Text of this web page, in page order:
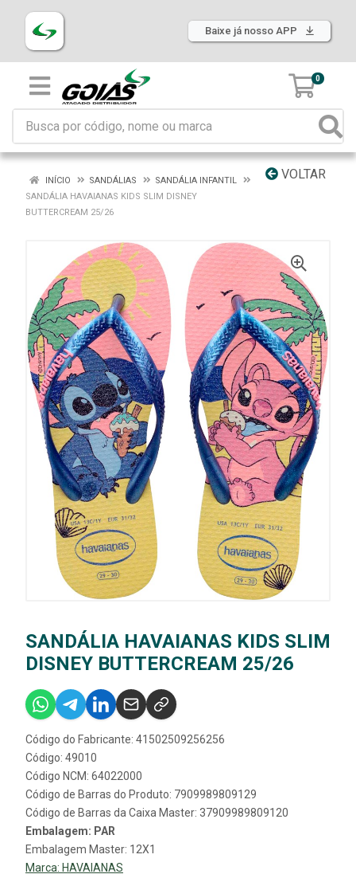
Baixe já nosso APP
0
VOLTAR
INÍCIO SANDÁLIAS
SANDÁLIA INFANTIL
SANDÁLIA HAVAIANAS KIDS SLIM DISNEY
BUTTERCREAM 25/26
SANDÁLIA HAVAIANAS KIDS SLIM
DISNEY BUTTERCREAM 25/26
Código do Fabricante: 41502509256256
Código: 49010
Código NCM: 64022000
Código de Barras do Produto: 7909989809129
Código de Barras da Caixa Master: 37909989809120
Embalagem: PAR
Embalagem Master: 12X1
Marca: HAVAIANAS